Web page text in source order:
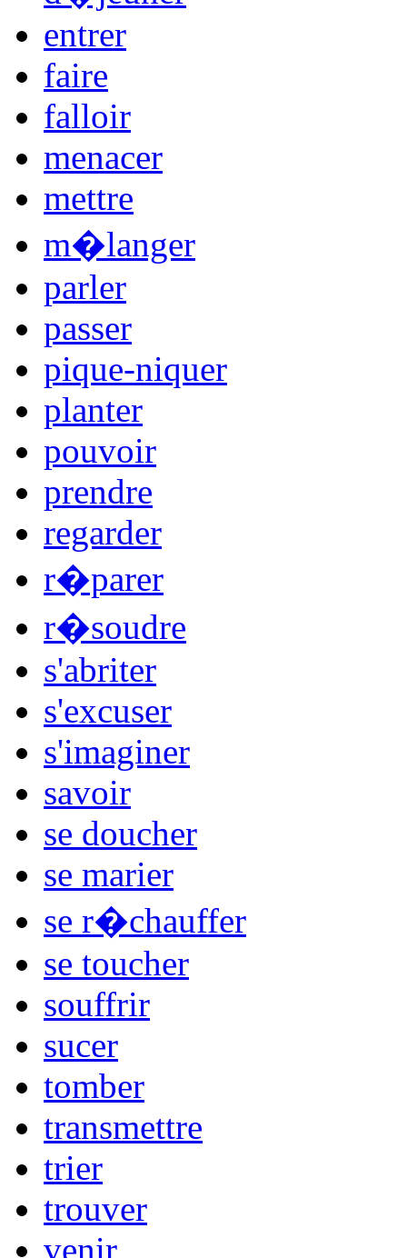
entrer
faire
falloir
menacer
mettre
m�langer
parler
passer
pique-niquer
planter
pouvoir
prendre
regarder
r�parer
r�soudre
s'abriter
s'excuser
s'imaginer
savoir
se doucher
se marier
se r�chauffer
se toucher
souffrir
sucer
tomber
transmettre
trier
trouver
venir